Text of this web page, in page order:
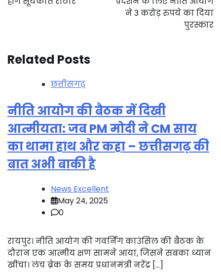
ने 3 करोड़ रुपये का दिया
पुरस्कार
Related Posts
छत्तीसगढ़
नीति आयोग की बैठक में दिखी
आत्मीयता: जब PM मोदी ने CM साय
का थामा हाथ और कहा – छत्तीसगढ़ की
बात अभी बाकी है
News Excellent
May 24, 2025
0
रायपुर। नीति आयोग की गवर्निंग काउंसिल की बैठक के
दौरान एक आत्मीय क्षण सामने आया, जिसने सबका ध्यान
खींचा। लंच ब्रेक के समय प्रधानमंत्री नरेंद्र […]